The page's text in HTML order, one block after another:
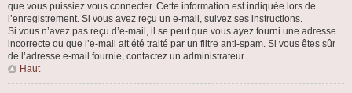
que vous puissiez vous connecter. Cette information est indiquée lors de
l’enregistrement. Si vous avez reçu un e-mail, suivez ses instructions.
Si vous n’avez pas reçu d’e-mail, il se peut que vous ayez fourni une adresse
incorrecte ou que l’e-mail ait été traité par un filtre anti-spam. Si vous êtes sûr
de l’adresse e-mail fournie, contactez un administrateur.
Haut